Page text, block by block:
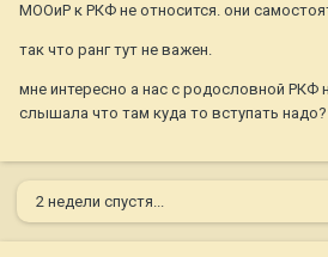
МООиР к РКФ не относится. они
так что ранг тут не важен.
мне интересно а нас с родословной РКФ
слышала что там куда то вступать надо?
2 недели спустя...